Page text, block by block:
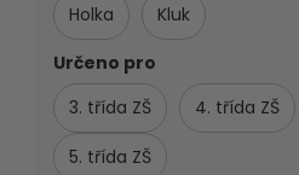
Holka
Kluk
Určeno pro
3. třída ZŠ
4. třída ZŠ
5. třída ZŠ